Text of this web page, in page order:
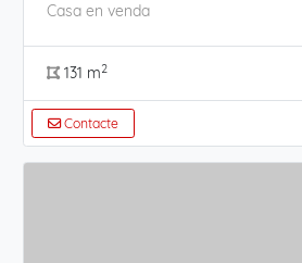
Casa en venda
131 m2
Contacte